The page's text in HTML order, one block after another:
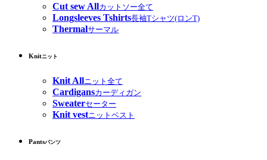
Cut sew Allカットソー全て
Longsleeves Tshirts長袖Tシャツ(ロンT)
Thermalサーマル
Knitニット
Knit Allニット全て
Cardigansカーディガン
Sweaterセーター
Knit vestニットベスト
Pantsパンツ